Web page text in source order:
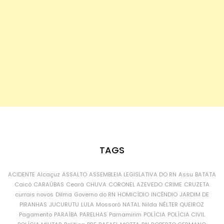
TAGS
ACIDENTE Alcaçuz ASSALTO ASSEMBLEIA LEGISLATIVA DO RN Assu BATATA
Caicó CARAÚBAS Ceará CHUVA CORONEL AZEVEDO CRIME CRUZETA
currais novos Dilma Governo do RN HOMICÍDIO INCÊNDIO JARDIM DE
PIRANHAS JUCURUTU LULA Mossoró NATAL Nilda NÉLTER QUEIROZ
Pagamento PARAÍBA PARELHAS Parnamirim POLÍCIA POLÍCIA CIVIL